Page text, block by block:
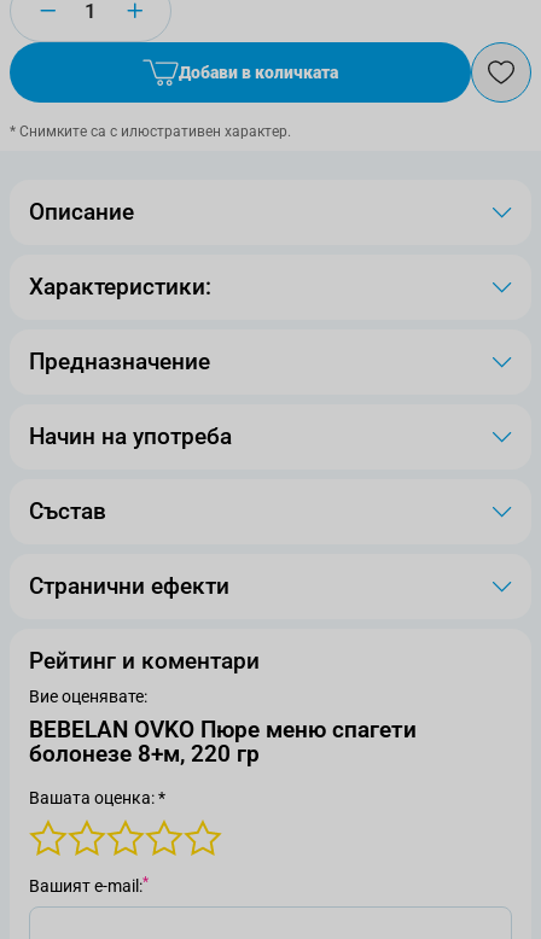
Количество
Добави в количката
* Снимките са с илюстративен характер.
Описание
Характеристики:
Предназначение
Начин на употреба
Състав
Странични ефекти
Рейтинг и коментари
Вие оценявате:
BEBELAN OVKO Пюре меню спагети
болонезе 8+м, 220 гр
Вашата оценка: *
Вашият е-mail